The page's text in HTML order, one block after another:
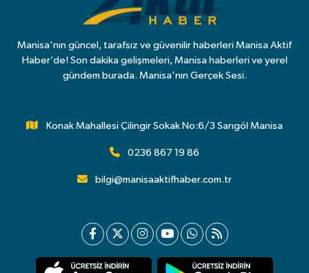
Manisa'nın güncel, tarafsız ve güvenilir haberleri Manisa Aktif
Haber’de! Son dakika gelişmeleri, Manisa haberleri ve yerel
gündem burada. Manisa'nın Gerçek Sesi.
Konak Mahallesi Çilingir Sokak No:6/3 Sarıgöl Manisa
0236 867 19 86
bilgi@manisaaktifhaber.com.tr